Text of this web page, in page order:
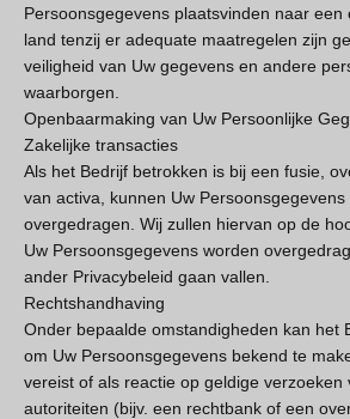
Persoonsgegevens plaatsvinden naar een
land tenzij er adequate maatregelen zijn
veiligheid van Uw gegevens en andere
waarborgen.
Openbaarmaking van Uw Persoonlijke
Zakelijke transacties
Als het Bedrijf betrokken is bij een fusie,
van activa, kunnen Uw Persoonsgegevens
overgedragen. Wij zullen hiervan op de
Uw Persoonsgegevens worden
ander Privacybeleid gaan vallen.
Rechtshandhaving
Onder bepaalde omstandigheden kan het
om Uw Persoonsgegevens bekend te
vereist of als reactie op geldige verzoeken
autoriteiten (bijv. een rechtbank of een